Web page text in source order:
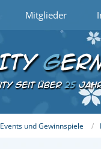
Mitglieder
Events und Gewinnspiele